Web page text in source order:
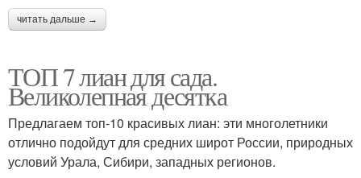
читать дальше →
ТОП 7 лиан для сада.
Великолепная десятка
Предлагаем топ-10 красивых лиан: эти многолетники
отлично подойдут для средних широт России, природных
условий Урала, Сибири, западных регионов.